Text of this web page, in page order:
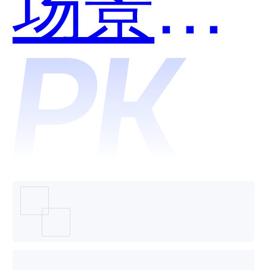
用？
销智能
决策平